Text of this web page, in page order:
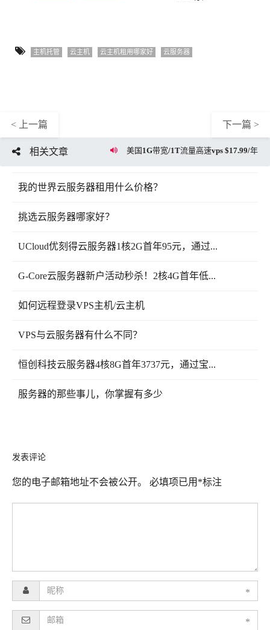
主机托管 云主机 云主机租用哪家好 云服务器
< 上一篇 下一篇 >
相关文章 美国1G带宽/1T流量高速vps $17.99/年
我的世界云服务器租用什么价格？
挑选云服务器哪家好？
UCloud优刻得云服务器1核2G首年95元，通过...
G-Core云服务器新户活动秒杀！2核4G首年低...
如何远程登录VPS主机/云主机
VPS与云服务器有什么不同？
恒创科技云服务器4核8G首年3737元，通过宝...
服务器的那些事儿，你掌握有多少
发表评论
您的电子邮箱地址不会被公开。 必填项已用 *标注
*
*